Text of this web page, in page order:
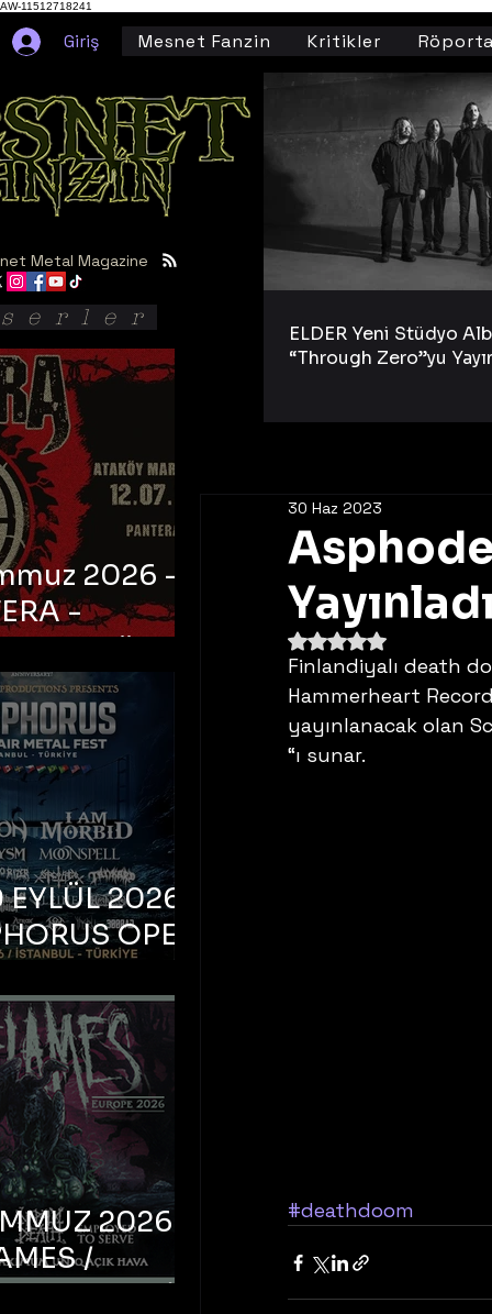
AW-11512718241
Giriş Mesnet Fanzin Kritikler
Yayınladı
30 Haz 2023
5 üzerinden NaN yıldız
Finlandiyalı death
Hammerheart
yayınlanacak olan
“ı sunar.
#deathdoom
Metal Magazine
ELDER Yeni Stüdyo
“Through Zero”yu
2026 -
-
Ataköy
Arena
2026 –
OPEN
FEST
2026 –
/
DEATH /